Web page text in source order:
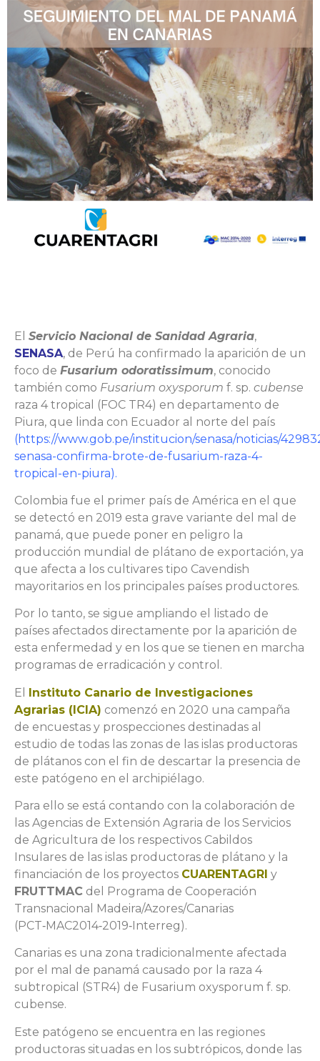
El Servicio Nacional de Sanidad Agraria,
SENASA, de Perú ha confirmado la aparición de un
foco de Fusarium odoratissimum, conocido
también como Fusarium oxysporum f. sp. cubense
raza 4 tropical (FOC TR4) en departamento de
Piura, que linda con Ecuador al norte del país
(https://www.gob.pe/institucion/senasa/noticias/
senasa-confirma-brote-de-fusarium-raza-4-
tropical-en-piura).
Colombia fue el primer país de América en el que
se detectó en 2019 esta grave variante del mal de
panamá, que puede poner en peligro la
producción mundial de plátano de exportación, ya
que afecta a los cultivares tipo Cavendish
mayoritarios en los principales países productores.
Por lo tanto, se sigue ampliando el listado de
países afectados directamente por la aparición de
esta enfermedad y en los que se tienen en marcha
programas de erradicación y control.
El Instituto Canario de Investigaciones
Agrarias (ICIA) comenzó en 2020 una campaña
de encuestas y prospecciones destinadas al
estudio de todas las zonas de las islas productoras
de plátanos con el fin de descartar la presencia de
este patógeno en el archipiélago.
Para ello se está contando con la colaboración de
las Agencias de Extensión Agraria de los Servicios
de Agricultura de los respectivos Cabildos
Insulares de las islas productoras de plátano y la
financiación de los proyectos CUARENTAGRI y
FRUTTMAC del Programa de Cooperación
Transnacional Madeira/Azores/Canarias
(PCT‑MAC2014‑2019‑Interreg).
Canarias es una zona tradicionalmente afectada
por el mal de panamá causado por la raza 4
subtropical (STR4) de Fusarium oxysporum f. sp.
cubense.
Este patógeno se encuentra en las regiones
productoras situadas en los subtrópicos, donde las